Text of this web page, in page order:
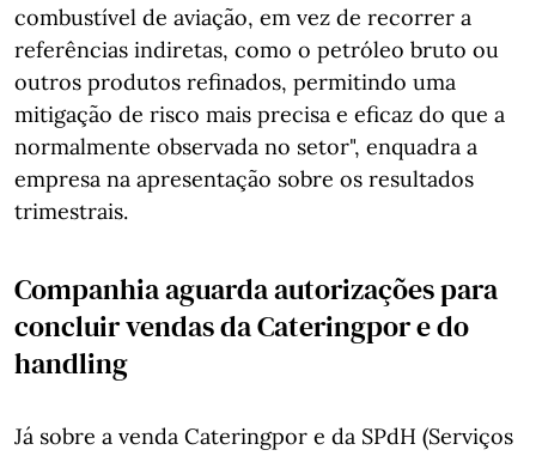
combustível de aviação, em vez de recorrer a
referências indiretas, como o petróleo bruto ou
outros produtos refinados, permitindo uma
mitigação de risco mais precisa e eficaz do que a
normalmente observada no setor", enquadra a
empresa na apresentação sobre os resultados
trimestrais.
Companhia aguarda autorizações para
concluir vendas da Cateringpor e do
handling
Já sobre a venda Cateringpor e da SPdH (Serviços